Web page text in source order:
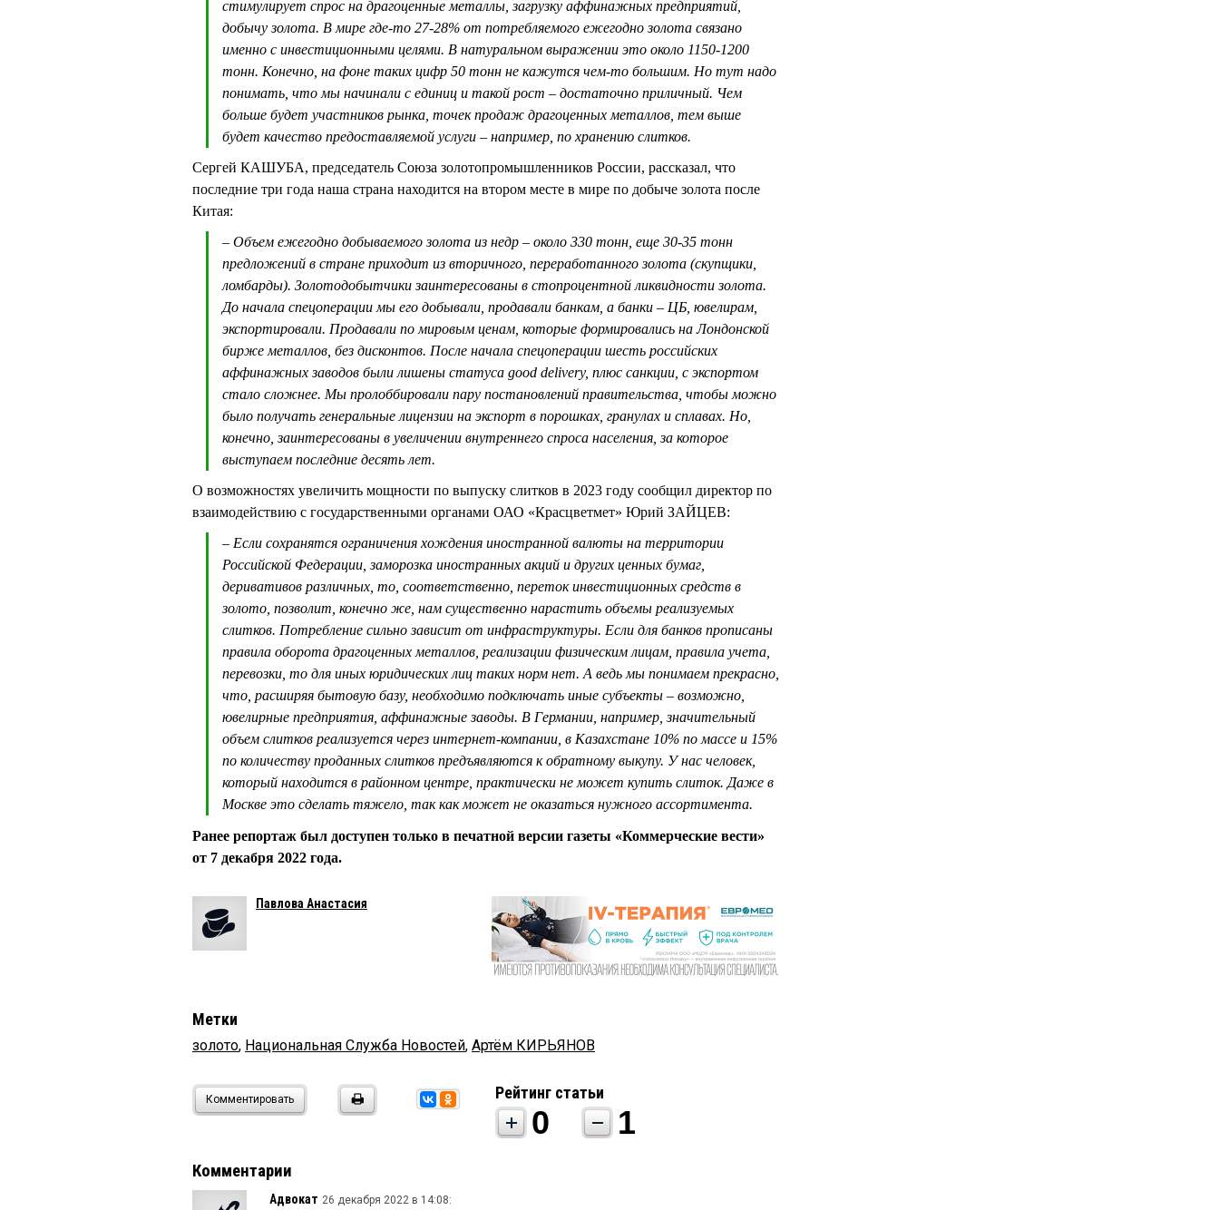
стимулирует спрос на драгоценные металлы, загрузку аффинажных предприятий,
добычу золота. В мире где-то 27-28% от потребляемого ежегодно золота связано
именно с инвестиционными целями. В натуральном выражении это около 1150-1200
тонн. Конечно, на фоне таких цифр 50 тонн не кажутся чем-то большим. Но тут надо
понимать, что мы начинали с единиц и такой рост – достаточно приличный. Чем
больше будет участников рынка, точек продаж драгоценных металлов, тем выше
будет качество предоставляемой услуги – например, по хранению слитков.
Сергей КАШУБА, председатель Союза золотопромышленников России, рассказал, что
последние три года наша страна находится на втором месте в мире по добыче золота после
Китая:
– Объем ежегодно добываемого золота из недр – около 330 тонн, еще 30-35 тонн
предложений в стране приходит из вторичного, переработанного золота (скупщики,
ломбарды). Золотодобытчики заинтересованы в стопроцентной ликвидности золота.
До начала спецоперации мы его добывали, продавали банкам, а банки – ЦБ, ювелирам,
экспортировали. Продавали по мировым ценам, которые формировались на Лондонской
бирже металлов, без дисконтов. После начала спецоперации шесть российских
аффинажных заводов были лишены статуса good delivery, плюс санкции, с экспортом
стало сложнее. Мы пролоббировали пару постановлений правительства, чтобы можно
было получать генеральные лицензии на экспорт в порошках, гранулах и сплавах. Но,
конечно, заинтересованы в увеличении внутреннего спроса населения, за которое
выступаем последние десять лет.
О возможностях увеличить мощности по выпуску слитков в 2023 году сообщил директор по
взаимодействию с государственными органами ОАО «Красцветмет» Юрий ЗАЙЦЕВ:
– Если сохранятся ограничения хождения иностранной валюты на территории
Российской Федерации, заморозка иностранных акций и других ценных бумаг,
деривативов различных, то, соответственно, переток инвестиционных средств в
золото, позволит, конечно же, нам существенно нарастить объемы реализуемых
слитков. Потребление сильно зависит от инфраструктуры. Если для банков прописаны
правила оборота драгоценных металлов, реализации физическим лицам, правила учета,
перевозки, то для иных юридических лиц таких норм нет. А ведь мы понимаем прекрасно,
что, расширяя бытовую базу, необходимо подключать иные субъекты – возможно,
ювелирные предприятия, аффинажные заводы. В Германии, например, значительный
объем слитков реализуется через интернет-компании, в Казахстане 10% по массе и 15%
по количеству проданных слитков предъявляются к обратному выкупу. У нас человек,
который находится в районном центре, практически не может купить слиток. Даже в
Москве это сделать тяжело, так как может не оказаться нужного ассортимента.
Ранее репортаж был доступен только в печатной версии газеты «Коммерческие вести»
от 7 декабря 2022 года.
Павлова Анастасия
Метки
золото, Национальная Служба Новостей, Артём КИРЬЯНОВ
Комментировать Рейтинг статьи
0 1
Комментарии
Адвокат 26 декабря 2022 в 14:08: